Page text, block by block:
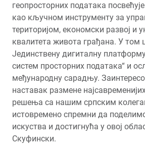
геопросторних података
као кључном инструменту за
територијом, економски развој и
квалитета живота грађана. У том
Јединствену дигиталну
систем просторних података“ и
међународну сарадњу.
наставак размене
решења са нашим српским
истовремено спремни да
искуства и достигнућа у овој
Скуфински.